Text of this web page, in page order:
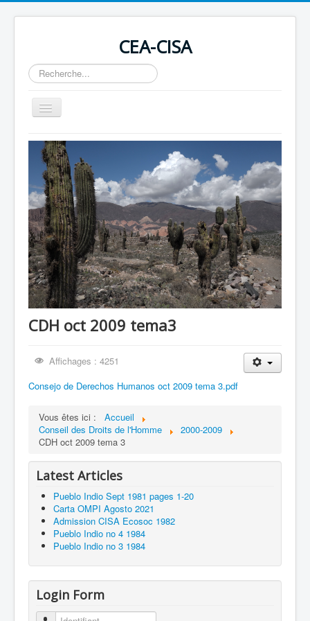
CEA-CISA
Rechercher
Basculer
la
Home
Actualités
Conseil des Droits de l'Homme
Revues
Soutenir en devenant membre ou par un don
Contact
Liens
OIT 169
Hermano German Choquehuanca Condori
CDH oct 2009 tema3
Affichages : 4251
Consejo de Derechos Humanos oct 2009 tema 3.pdf
Vous êtes ici :
Accueil
Conseil des Droits de l'Homme
2000-2009
CDH oct 2009 tema 3
Latest Articles
Pueblo Indio Sept 1981 pages 1-20
Carta OMPI Agosto 2021
Admission CISA Ecosoc 1982
Pueblo Indio no 4 1984
Pueblo Indio no 3 1984
Login Form